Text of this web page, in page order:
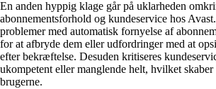
En anden hyppig klage går på uklarheden
abonnementsforhold og kundeservice hos
problemer med automatisk fornyelse af
for at afbryde dem eller udfordringer med at
efter bekræftelse. Desuden kritiseres
ukompetent eller manglende helt, hvilket
brugerne.